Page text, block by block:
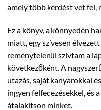
amely több kérdést vet fel,
Ez a könyv, a könnyedén
miatt, egy szívesen
reménytelenül szívtam a
következőként. A
utazás, saját kanyarokkal
ingyen felfedezésekkel, és
átalakítson minket.